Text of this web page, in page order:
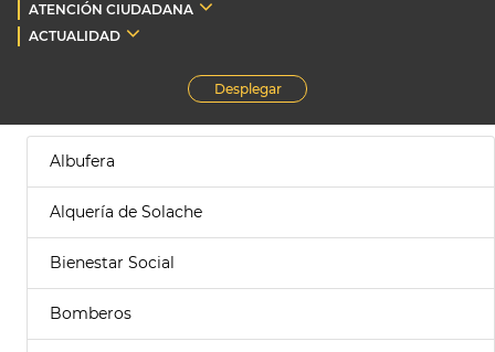
ATENCIÓN CIUDADANA
ACTUALIDAD
Desplegar
Albufera
Alquería de Solache
Bienestar Social
Bomberos